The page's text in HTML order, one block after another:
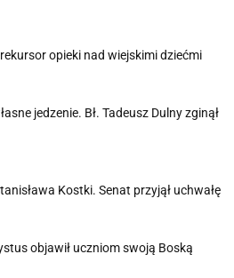
opieki nad wiejskimi dziećmi
jedzenie. Bł. Tadeusz Dulny zginął
Kostki. Senat przyjął uchwałę
objawił uczniom swoją Boską